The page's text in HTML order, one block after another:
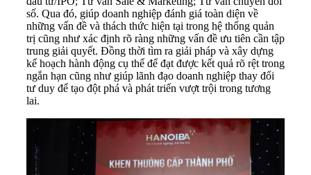
số. Qua đó, giúp doanh nghiệp đánh giá toàn diện về
những vấn đề và thách thức hiện tại trong hệ thống quản
trị cũng như xác định rõ ràng những vấn đề ưu tiên cần tập
trung giải quyết. Đồng thời tìm ra giải pháp và xây dựng
kế hoạch hành động cụ thể để đạt được kết quả rõ rệt trong
ngắn hạn cũng như giúp lãnh đạo doanh nghiệp thay đổi
tư duy để tạo đột phá và phát triển vượt trội trong tương
lai.